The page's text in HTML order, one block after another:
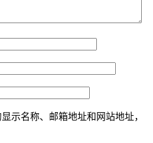
示名称、邮箱地址和网站地址，